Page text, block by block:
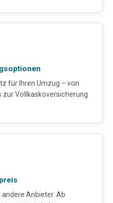
für Ihren Umzug – von
Vollkaskoversicherung
Anbieter. Ab